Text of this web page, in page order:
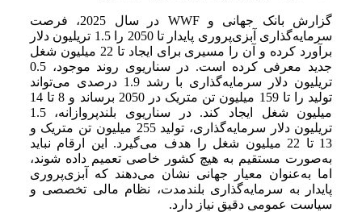
گزارش بانک جهانی و WWF در سال 2025، فرصت
سرمایه‌گذاری آبزی‌پروری پایدار تا 2050 را 1.5 تریلیون دلار
برآورد کرده و آن را مسیری برای ایجاد تا 22 میلیون شغل
جدید معرفی کرده است. در سناریوی روند موجود، 0.5
تریلیون دلار سرمایه‌گذاری با رشد 1.9 درصدی می‌تواند
تولید را تا 159 میلیون تن متریک در 2050 برساند و 8 تا 14
میلیون شغل ایجاد کند. در سناریوی بلندپروازانه، 1.5
تریلیون دلار سرمایه‌گذاری، تولید 255 میلیون تن متریک و
13 تا 22 میلیون شغل را هدف می‌گیرد. این ارقام نباید
به‌صورت مستقیم به هیچ کشور خاصی تعمیم داده شوند،
اما به‌عنوان معیار جهانی نشان می‌دهند که آبزی‌پروری
پایدار به سرمایه‌گذاری بلندمدت، نظام مالی تخصصی و
سیاست عمومی دقیق نیاز دارد.